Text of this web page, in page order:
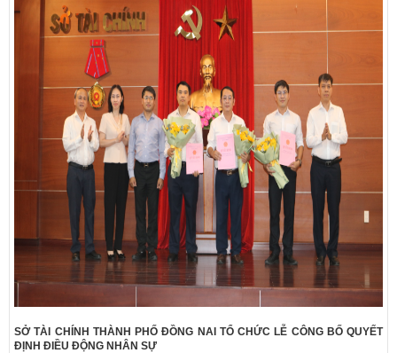
SỞ TÀI CHÍNH THÀNH PHỐ ĐỒNG NAI TỔ CHỨC LỄ CÔNG BỐ QUYẾT
ĐỊNH ĐIỀU ĐỘNG NHÂN SỰ